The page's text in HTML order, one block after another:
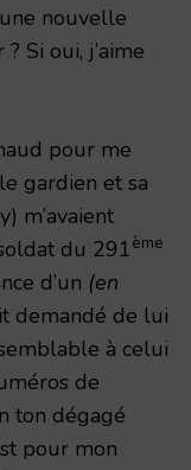
nouvelle
Si oui, j’aime
pour me
gardien et sa
m’avaient
du 291ème
d’un (en
demandé de lui
à celui
de
ton dégagé
pour mon